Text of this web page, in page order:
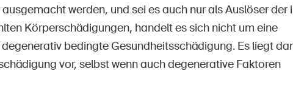
werden, und sei es auch nur als Auslöser der
Körperschädigungen, handelt es sich nicht um eine
bedingte Gesundheitsschädigung. Es liegt
vor, selbst wenn auch degenerative Faktoren